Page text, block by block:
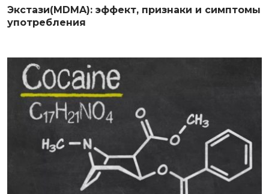
Экстази(MDMA): эффект, признаки и симптомы
употребления